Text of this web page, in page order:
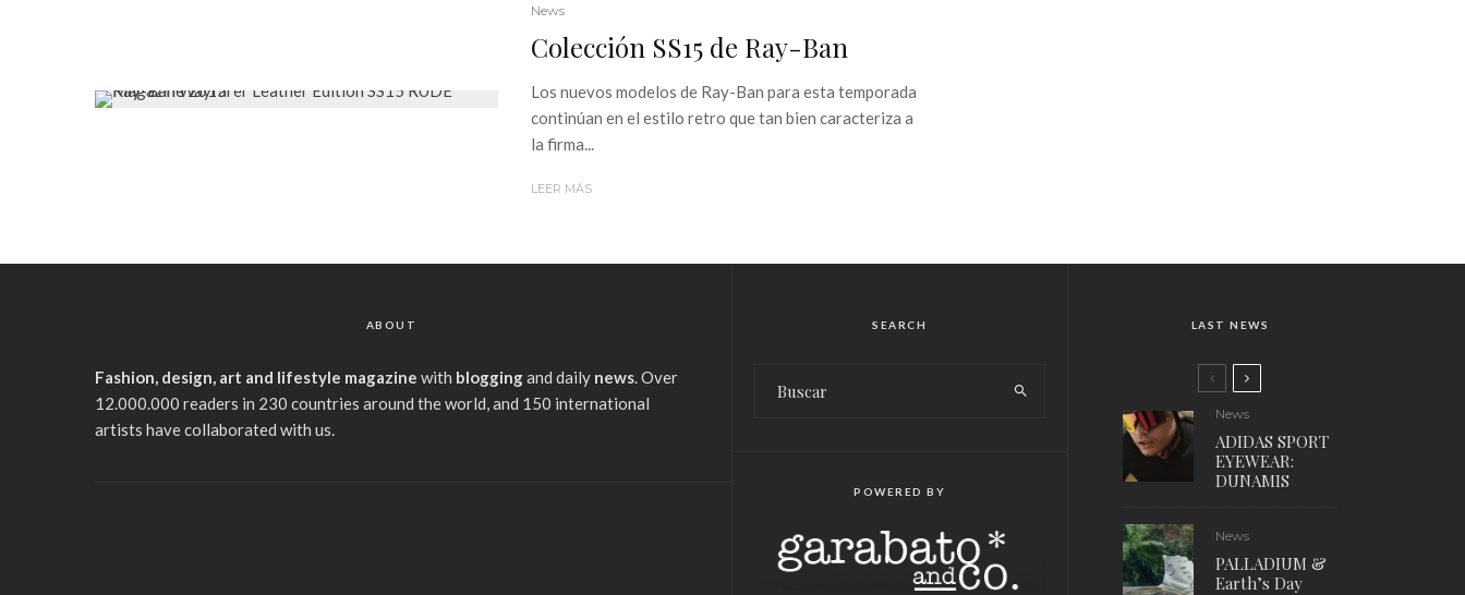
News
Colección SS15 de Ray-Ban
Los nuevos modelos de Ray-Ban para esta temporada
continúan en el estilo retro que tan bien caracteriza a
la firma...
LEER MÁS
ABOUT
Fashion, design, art and lifestyle magazine with bloggingand daily news . Over
12.000.000 readers in 230 countries around the world, and 150 international
artists have collaborated with us.
SEARCH
POWERED BY
LAST NEWS
News
ADIDAS SPORT
EYEWEAR:
DUNAMIS
News
PALLADIUM &
Earth’s Day